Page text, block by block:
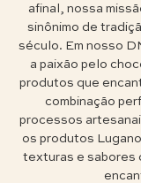
afinal, nossa
sinônimo de
século. Em nosso
a paixão pelo
produtos que
combinação
processos
os produtos
texturas e sabores